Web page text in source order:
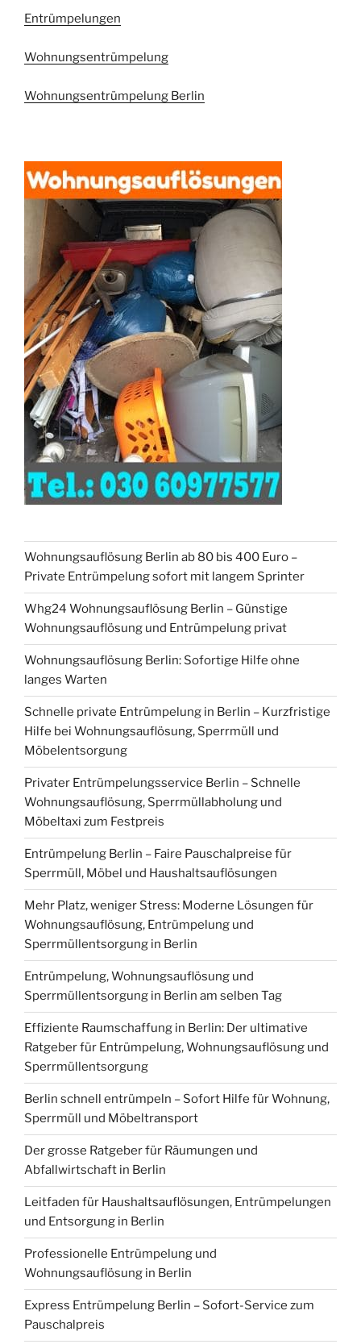
Entrümpelungen
Wohnungsentrümpelung
Wohnungsentrümpelung Berlin
Wohnungsauflösung Berlin ab 80 bis 400 Euro –
Private Entrümpelung sofort mit langem Sprinter
Whg24 Wohnungsauflösung Berlin – Günstige
Wohnungsauflösung und Entrümpelung privat
Wohnungsauflösung Berlin: Sofortige Hilfe ohne
langes Warten
Schnelle private Entrümpelung in Berlin – Kurzfristige
Hilfe bei Wohnungsauflösung, Sperrmüll und
Möbelentsorgung
Privater Entrümpelungsservice Berlin – Schnelle
Wohnungsauflösung, Sperrmüllabholung und
Möbeltaxi zum Festpreis
Entrümpelung Berlin – Faire Pauschalpreise für
Sperrmüll, Möbel und Haushaltsauflösungen
Mehr Platz, weniger Stress: Moderne Lösungen für
Wohnungsauflösung, Entrümpelung und
Sperrmüllentsorgung in Berlin
Entrümpelung, Wohnungsauflösung und
Sperrmüllentsorgung in Berlin am selben Tag
Effiziente Raumschaffung in Berlin: Der ultimative
Ratgeber für Entrümpelung, Wohnungsauflösung und
Sperrmüllentsorgung
Berlin schnell entrümpeln – Sofort Hilfe für Wohnung,
Sperrmüll und Möbeltransport
Der grosse Ratgeber für Räumungen und
Abfallwirtschaft in Berlin
Leitfaden für Haushaltsauflösungen, Entrümpelungen
und Entsorgung in Berlin
Professionelle Entrümpelung und
Wohnungsauflösung in Berlin
Express Entrümpelung Berlin – Sofort-Service zum
Pauschalpreis